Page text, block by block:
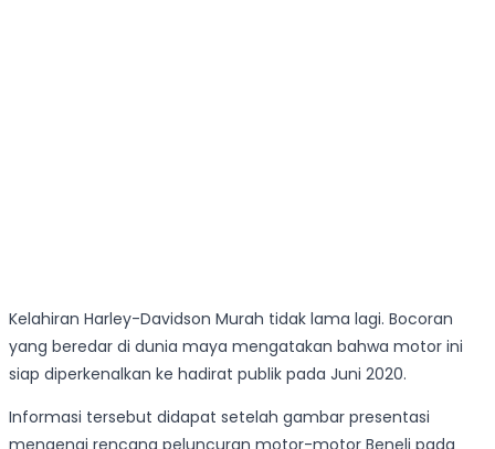
Kelahiran Harley-Davidson Murah tidak lama lagi. Bocoran
yang beredar di dunia maya mengatakan bahwa motor ini
siap diperkenalkan ke hadirat publik pada Juni 2020.
Informasi tersebut didapat setelah gambar presentasi